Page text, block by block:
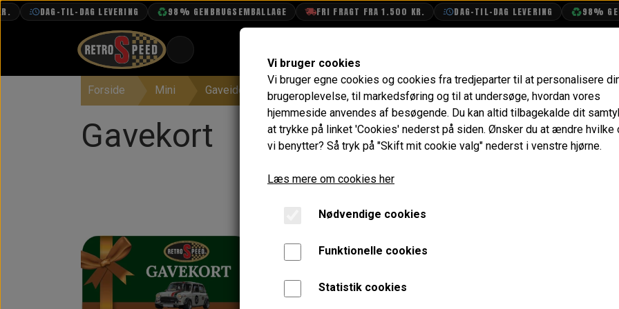
DAG-TIL-DAG LEVERING 98% GENBRUGSEMBALLAGE FRI FRAGT FRA 1.500 KR. DAG-TIL-DAG LEVERING 98%
PROJEKTER
TEKNISK DATA
Forside Mini Gaveidéer Gavekort
Gavekort
Vi bruger cookies
Vi bruger egne cookies og cookies fra tredjeparter til at personalisere
brugeroplevelse, til markedsføring og til at undersøge, hvordan vores
hjemmeside anvendes af besøgende. Du kan altid tilbagekalde dit
at trykke på linket 'Cookies' nederst på siden. Ønsker du at ændre hvilke
vi benytter? Så tryk på "Skift mit cookie valg" nederst i venstre hjørne.
Læs mere om cookies her
Nødvendige cookies
Funktionelle cookies
Statistik cookies